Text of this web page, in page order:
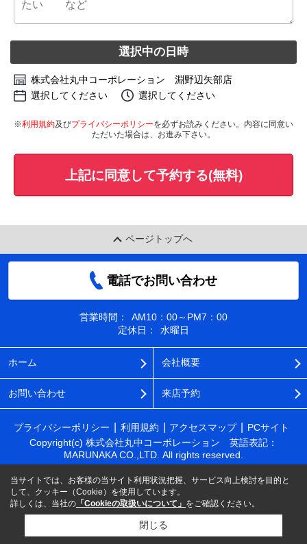
選択中の日時
株式会社丸中コーポレーション 淵野辺矢部店
選択してください
選択してください
※利用規約及びプライバシーポリシーを必ずお読みください。内容に同意い
ただいた場合は、お進み下さい。
上記に同意して予約する(無料)
ページトップへ
電話でお問い合わせ
営業時間：
AM10：00～PM7：00
定休日：
水曜日
ホーム 会社概要
お問い合わせ 来店予約
プライバシーポリシー 利用規約 アクセスマップ
PCサイト
Copyright(c) 株式会社丸中コーポレーション 英語表記：
MARUNAKA CO.,LTD. All rights reserved.
当サイトでは、お客様の当サイト利用状況把握、サービス向上検討を目的と
して、クッキー（Cookie）を使用しています。
詳しくは、当社の 「Cookieの取扱いについて」 をご確認ください。
閉じる